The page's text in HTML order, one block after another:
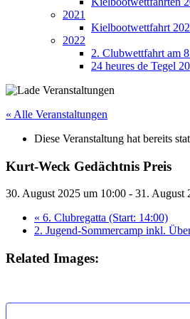
2021
Kielbootwettfahrt
2022
2. Clubwettfahrt am
24 heures de Tegel
« Alle Veranstaltungen
Diese Veranstaltung hat bereits
Kurt-Weck Gedächtnis Preis
30. August 2025 um 10:00 - 31. August
« 6. Clubregatta (Start: 14:00)
2. Jugend-Sommercamp inkl.
Related Images: